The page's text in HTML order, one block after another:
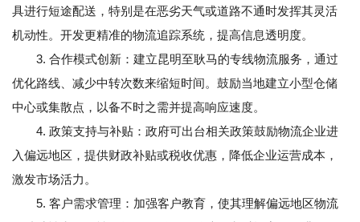
具进行短途配送，特别是在恶劣天气或道路不通时发挥其灵活
机动性。开发更精准的物流追踪系统，提高信息透明度。
3. 合作模式创新：建立昆明至耿马的专线物流服务，通过
优化路线、减少中转次数来缩短时间。鼓励当地建立小型仓储
中心或集散点，以备不时之需并提高响应速度。
4. 政策支持与补贴：政府可出台相关政策鼓励物流企业进
入偏远地区，提供财政补贴或税收优惠，降低企业运营成本，
激发市场活力。
5. 客户需求管理：加强客户教育，使其理解偏远地区物流